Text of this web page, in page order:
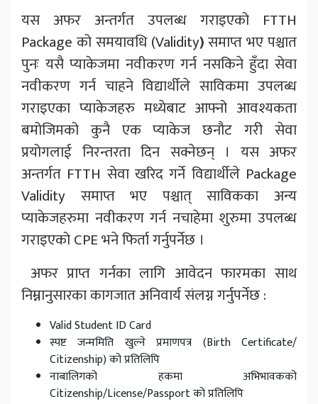
यस अफर अन्तर्गत उपलब्ध गराइएको FTTH
Package को समयावधि (Validity)समाप्त भए पश्चात
पुनः यसै प्याकेजमा नवीकरण गर्न नसकिने हुँदा सेवा
नवीकरण गर्न चाहने विद्यार्थीले साविकमा उपलब्ध
गराइएका प्याकेजहरु मध्येबाट आफ्नो आवश्यकता
बमोजिमको कुनै एक प्याकेज छनौट गरी सेवा
प्रयोगलाई निरन्तरता दिन सक्नेछन् । यस अफर
अन्तर्गत FTTH सेवा खरिद गर्ने विद्यार्थीले Package
Validity समाप्त भए पश्चात् साविकका अन्य
प्याकेजहरुमा नवीकरण गर्न नचाहेमा शुरुमा उपलब्ध
गराइएको CPE भने फिर्ता गर्नुपर्नेछ ।
अफर प्राप्त गर्नका लागि आवेदन फारमका साथ
निम्नानुसारका कागजात अनिवार्य संलग्न गर्नुपर्नेछ :
Valid Student ID Card
स्पष्ट जन्ममिति खुल्ने प्रमाणपत्र (Birth Certificate/
Citizenship) को प्रतिलिपि
नाबालिगको हकमा अभिभावकको
Citizenship/License/Passport को प्रतिलिपि